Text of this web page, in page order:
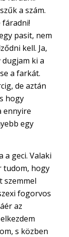
a szám.
pasit, nem
kell. Ja,
ki a
a farkát.
de aztán
hogy
ennyire
egy
a geci. Valaki
tudom, hogy
szemmel
fogorvos
az
s közben